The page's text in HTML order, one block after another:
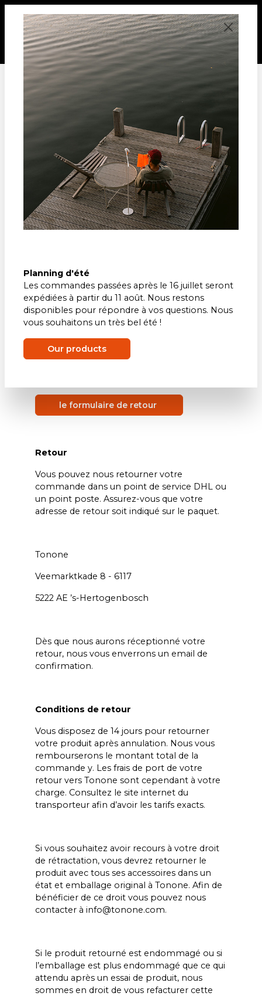
principal
services Retour
Cela peut arriver que vous souhaitiez
retourner votre commande. Aucun
problème ! Quel que soit la raison, vous avez
le droit de retourner votre commande dans
les 14 jours sans avoir à fournir de raison
d’annulation ou de retour.
envoyez-le par email à notre service client -
info@tonone.com.
2. Renseignez également votre numéro de
commande et vos données.
3. Utilisez la boite Tonone originale afin de
bien emballer la lampe.
le formulaire de retour
Retour
Vous pouvez nous retourner votre
commande dans un point de service DHL ou
un point poste. Assurez-vous que votre
adresse de retour soit indiqué sur le paquet.
Tonone
Veemarktkade 8 - 6117
5222 AE ’s-Hertogenbosch
Dès que nous aurons réceptionné votre
retour, nous vous enverrons un email de
confirmation.
Conditions de retour
Vous disposez de 14 jours pour retourner
votre produit après annulation. Nous vous
rembourserons le montant total de la
commande y. Les frais de port de votre
retour vers Tonone sont cependant à votre
charge. Consultez le site internet du
transporteur afin d’avoir les tarifs exacts.
Si vous souhaitez avoir recours à votre droit
de rétractation, vous devrez retourner le
produit avec tous ses accessoires dans un
état et emballage original à Tonone. Afin de
bénéficier de ce droit vous pouvez nous
contacter à info@tonone.com.
Si le produit retourné est endommagé ou si
l’emballage est plus endommagé que ce qui
attendu après un essai de produit, nous
sommes en droit de vous refacturer cette
Planning d'été
Les commandes passées après le 16 juillet seront
expédiées à partir du 11 août. Nous restons
disponibles pour répondre à vos questions. Nous
vous souhaitons un très bel été !
Our products